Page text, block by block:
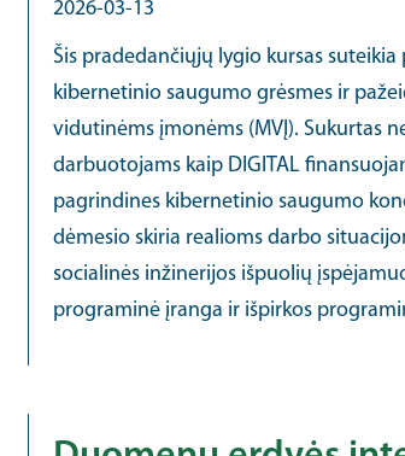
2026-03-13
Šis pradedančiųjų lygio kursas
kibernetinio saugumo grėsmes ir
vidutinėms įmonėms (MVĮ). Sukurtas
darbuotojams kaip DIGITAL
pagrindines kibernetinio saugumo
dėmesio skiria realioms darbo
socialinės inžinerijos išpuolių
programinė įranga ir išpirkos